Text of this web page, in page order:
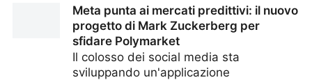
Meta punta ai mercati predittivi: il nuovo
progetto di Mark Zuckerberg per
sfidare Polymarket
Il colosso dei social media sta
sviluppando un'applicazione